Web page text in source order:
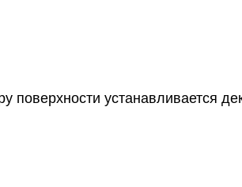
поверхности устанавливается